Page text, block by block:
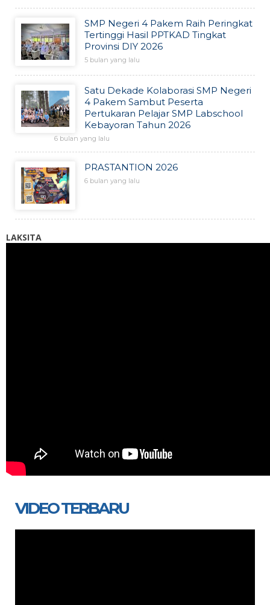
SMP Negeri 4 Pakem Raih Peringkat
Tertinggi Hasil PPTKAD Tingkat
Provinsi DIY 2026
5 bulan yang lalu
Satu Dekade Kolaborasi SMP Negeri
4 Pakem Sambut Peserta
Pertukaran Pelajar SMP Labschool
Kebayoran Tahun 2026
6 bulan yang lalu
PRASTANTION 2026
6 bulan yang lalu
LAKSITA
VIDEO TERBARU